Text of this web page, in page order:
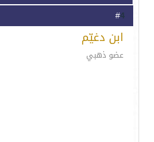
4
ابن دغيّم
عضو ذهبي